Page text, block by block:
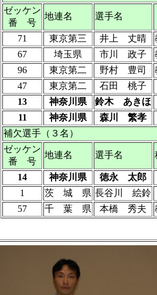
ゼッケン
番 号
地連名 選手名
71 東京第三 井上 丈晴
67
埼玉県 市川 政子
96
東京第二 野村 豊司
47
東京第二 石田 桃子
13
神奈川県 鈴木 あきほ
11
神奈川県 森川 繁孝
補欠選手（３名）
ゼッケン
番 号
地連名 選手名
14 神奈川県 徳永 太郎
1
茨 城 県 長谷川 絵鈴
57
千 葉 県 本橋 秀夫